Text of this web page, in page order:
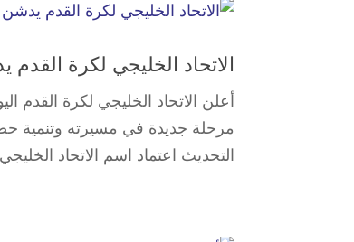
الاتحاد الخليجي لكرة
أعلن الاتحاد الخليجي لكرة القدم
مرحلة جديدة في مسيرته وتنمية
التحديث اعتماد اسم الاتحاد